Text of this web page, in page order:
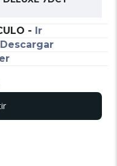
- Ir
Descargar